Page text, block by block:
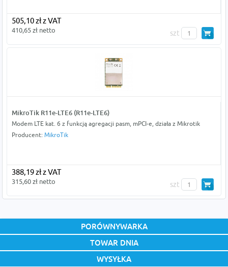
505,10 zł z VAT
410,65 zł netto szt
MikroTik R11e-LTE6 (R11e-LTE6)
Modem LTE kat. 6 z funkcją agregacji pasm, mPCI-e, działa z Mikrotik
Producent: MikroTik
388,19 zł z VAT
315,60 zł netto szt
PORÓWNYWARKA
TOWAR DNIA
WYSYŁKA